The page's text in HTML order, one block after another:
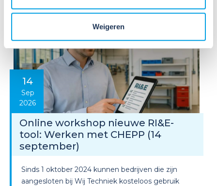
Weigeren
14
Sep
2026
Online workshop nieuwe RI&E-
tool: Werken met CHEPP (14
september)
Sinds 1 oktober 2024 kunnen bedrijven die zijn
aangesloten bij Wij Techniek kosteloos gebruik